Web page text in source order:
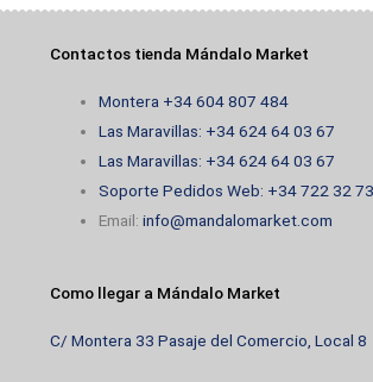
Contactos tienda Mándalo Market
Montera +34 604 807 484
Las Maravillas: +34 624 64 03 67
Las Maravillas: +34 624 64 03 67
Soporte Pedidos Web: +34 722 32
Email:info@mandalomarket.com
Como llegar a Mándalo Market
C/ Montera 33 Pasaje del Comercio, Local 8